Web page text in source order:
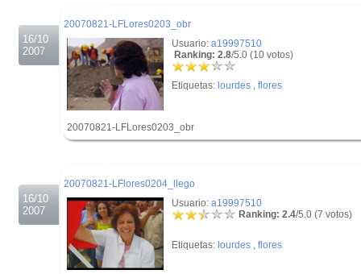
16/10
2007
20070821-LFLores0203_obr
Usuario: a19997510
Ranking: 2.8/5.0 (10 votos)
Etiquetas: lourdes , flores
20070821-LFLores0203_obr
16/10
2007
20070821-LFlores0204_llego
Usuario: a19997510
Ranking: 2.4/5.0 (7 votos)
Etiquetas: lourdes , flores